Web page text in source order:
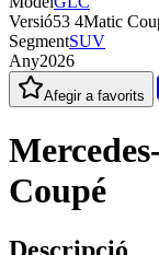
Versió53 4Matic
SegmentSUV
Any2026
Afegir a favorits
Coupé
Descripció